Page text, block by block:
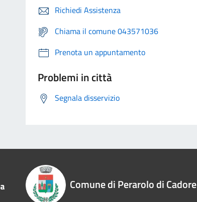
Richiedi Assistenza
Chiama il comune 043571036
Prenota un appuntamento
Problemi in città
Segnala disservizio
Comune di Perarolo di Cadore